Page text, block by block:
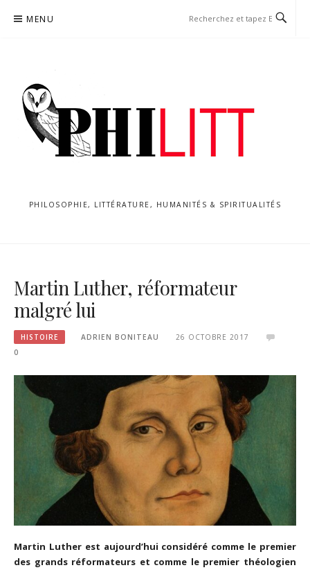
MENU
PHILOSOPHIE, LITTÉRATURE, HUMANITÉS & SPIRITUALITÉS
Martin Luther, réformateur
malgré lui
HISTOIRE ADRIEN BONITEAU
26 OCTOBRE 2017
0
Martin Luther est aujourd’hui considéré comme le premier
des grands réformateurs et comme le premier théologien